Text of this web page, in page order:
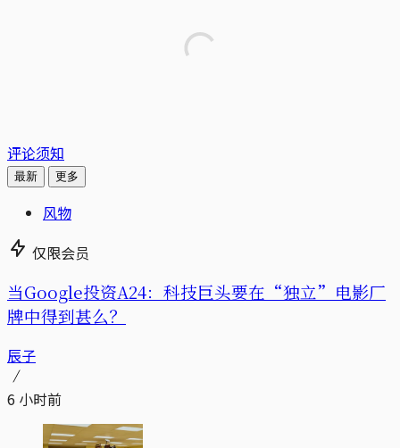
评论须知
最新 更多
风物
仅限会员
当Google投资A24：科技巨头要在“独立”电影厂
牌中得到甚么？
辰子
6 小时前